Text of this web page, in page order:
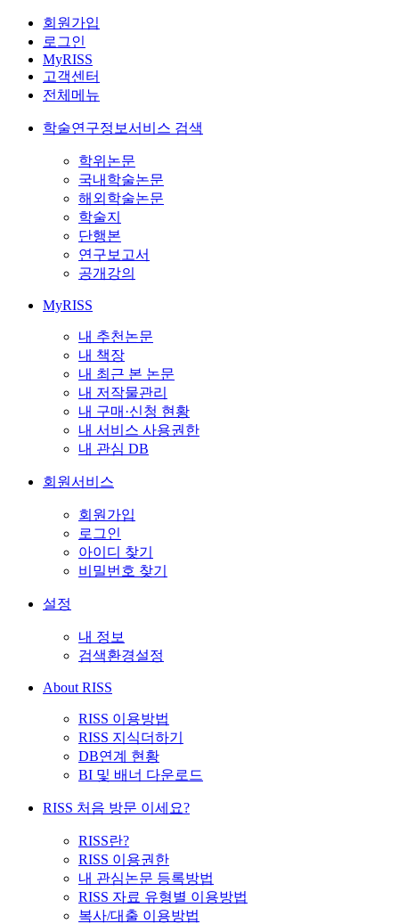
회원가입
로그인
MyRISS
고객센터
전체메뉴
학술연구정보서비스 검색
학위논문
국내학술논문
해외학술논문
학술지
단행본
연구보고서
공개강의
MyRISS
내 추천논문
내 책장
내 최근 본 논문
내 저작물관리
내 구매·신청 현황
내 서비스 사용권한
내 관심 DB
회원서비스
회원가입
로그인
아이디 찾기
비밀번호 찾기
설정
내 정보
검색환경설정
About RISS
RISS 이용방법
RISS 지식더하기
DB연계 현황
BI 및 배너 다운로드
RISS 처음 방문 이세요?
RISS란?
RISS 이용권한
내 관심논문 등록방법
RISS 자료 유형별 이용방법
복사/대출 이용방법